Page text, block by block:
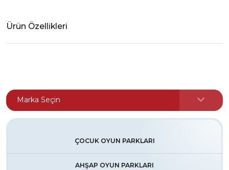
Ürün Özellikleri
ÇOCUK OYUN PARKLARI
AHŞAP OYUN PARKLARI